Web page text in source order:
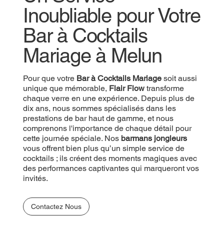
Inoubliable pour Votre
Bar à Cocktails
Mariage à Melun
Pour que votre Bar à Cocktails Mariagesoit aussi
unique que mémorable, Flair Flowtransforme
chaque verre en une expérience. Depuis plus de
dix ans, nous sommes spécialisés dans les
prestations de bar haut de gamme, et nous
comprenons l'importance de chaque détail pour
cette journée spéciale. Nos barmans jongleurs
vous offrent bien plus qu’un simple service de
cocktails ; ils créent des moments magiques avec
des performances captivantes qui marqueront vos
invités.
Contactez Nous